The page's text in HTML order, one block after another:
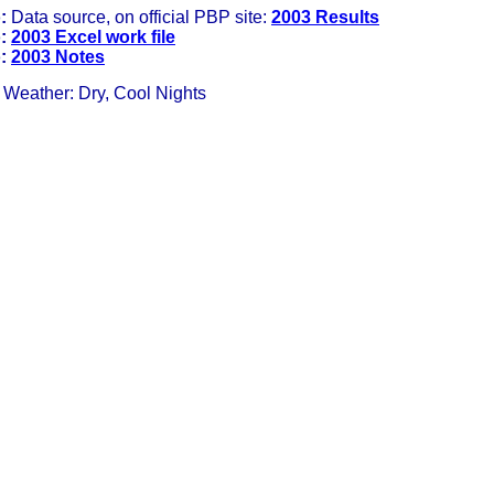
Data source, on official PBP site: 2003 Results
2003 Excel work file
2003 Notes
Dry, Cool Nights